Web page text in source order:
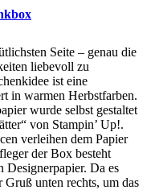
Seite – genau die
liebevoll zu
ist eine
in warmen Herbstfarben.
wurde selbst gestaltet
von Stampin’ Up!.
verleihen dem Papier
der Box besteht
Designerpapier. Da es
unten rechts, um das